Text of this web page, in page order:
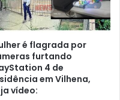
é flagrada por
furtando
4 de
em Vilhena,
vídeo: